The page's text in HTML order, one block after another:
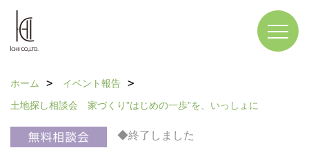
ホーム
イベント報告
土地探し相談会 家づくり”はじめの一歩”を、いっしょに
◆終了しました